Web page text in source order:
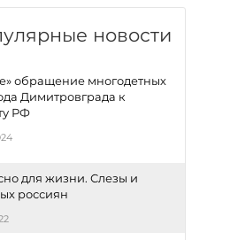
новости
обращение многодетных
Димитровграда к
РФ
для жизни. Слезы и
россиян